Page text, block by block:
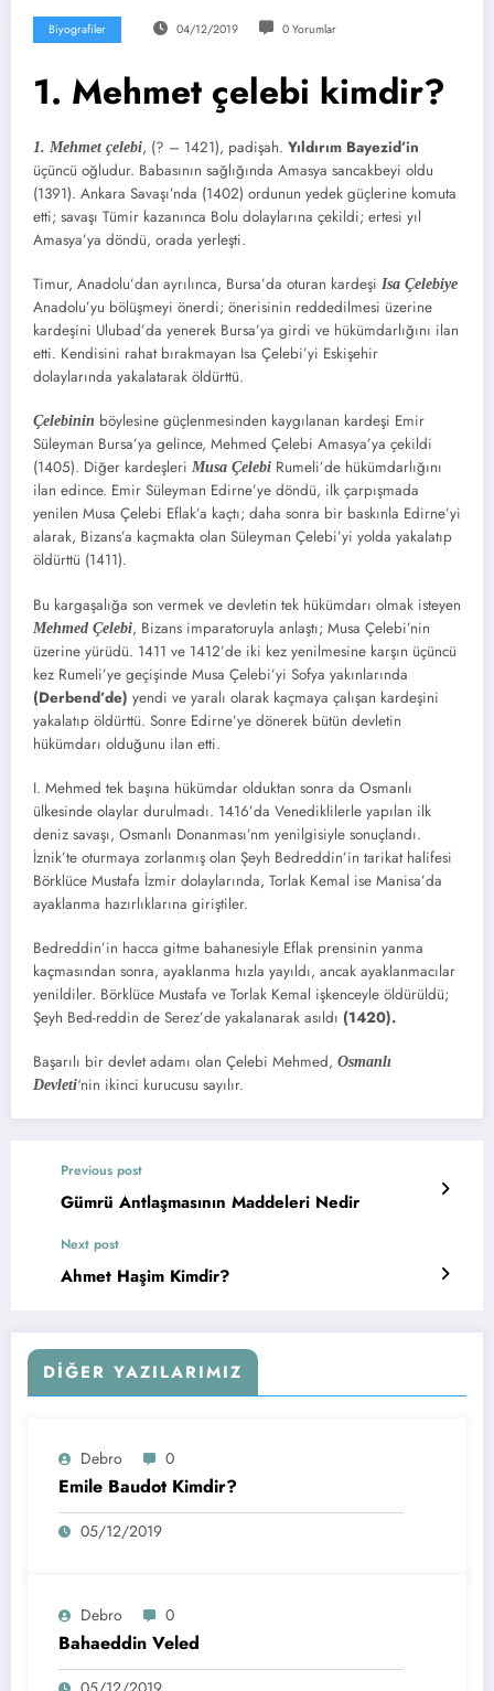
Biyografiler 04/12/2019 0 Yorumlar
1. Mehmet çelebi kimdir?
1. Mehmet çelebi, (? – 1421), padişah. Yıldırım Bayezid’in
üçüncü oğludur. Babasının sağlığında Amasya sancakbeyi oldu
(1391). Ankara Savaşı’nda (1402) ordunun yedek güçlerine komuta
etti; savaşı Tümir kazanınca Bolu dolaylarına çekildi; ertesi yıl
Amasya’ya döndü, orada yerleşti.
Timur, Anadolu’dan ayrılınca, Bursa’da oturan kardeşi Isa Çelebiye
Anadolu’yu bölüşmeyi önerdi; önerisinin reddedilmesi üzerine
kardeşini Ulubad’da yenerek Bursa’ya girdi ve hükümdarlığını ilan
etti. Kendisini rahat bırakmayan Isa Çelebi’yi Eskişehir
dolaylarında yakalatarak öldürttü.
Çelebinin böylesine güçlenmesinden kaygılanan kardeşi Emir
Süleyman Bursa’ya gelince, Mehmed Çelebi Amasya’ya çekildi
(1405). Diğer kardeşleri Musa Çelebi Rumeli’de hükümdarlığını
ilan edince. Emir Süleyman Edirne’ye döndü, ilk çarpışmada
yenilen Musa Çelebi Eflak’a kaçtı; daha sonra bir baskınla Edirne’yi
alarak, Bizans’a kaçmakta olan Süleyman Çelebi’yi yolda yakalatıp
öldürttü (1411).
Bu kargaşalığa son vermek ve devletin tek hükümdarı olmak isteyen
Mehmed Çelebi, Bizans imparatoruyla anlaştı; Musa Çelebi’nin
üzerine yürüdü. 1411 ve 1412’de iki kez yenilmesine karşın üçüncü
kez Rumeli’ye geçişinde Musa Çelebi’yi Sofya yakınlarında
(Derbend’de) yendi ve yaralı olarak kaçmaya çalışan kardeşini
yakalatıp öldürttü. Sonre Edirne’ye dönerek bütün devletin
hükümdarı olduğunu ilan etti.
I. Mehmed tek başına hükümdar olduktan sonra da Osmanlı
ülkesinde olaylar durulmadı. 1416’da Venediklilerle yapılan ilk
deniz savaşı, Osmanlı Donanması’nm yenilgisiyle sonuçlandı.
İznik’te oturmaya zorlanmış olan Şeyh Bedreddin’in tarikat halifesi
Börklüce Mustafa İzmir dolaylarında, Torlak Kemal ise Manisa’da
ayaklanma hazırlıklarına giriştiler.
Bedreddin’in hacca gitme bahanesiyle Eflak prensinin yanma
kaçmasından sonra, ayaklanma hızla yayıldı, ancak ayaklanmacılar
yenildiler. Börklüce Mustafa ve Torlak Kemal işkenceyle öldürüldü;
Şeyh Bed-reddin de Serez’de yakalanarak asıldı (1420).
Başarılı bir devlet adamı olan Çelebi Mehmed, Osmanlı
Devleti‘nin ikinci kurucusu sayılır.
Previous post
Gümrü Antlaşmasının Maddeleri Nedir
Next post
Ahmet Haşim Kimdir?
DIĞER YAZILARIMIZ
Debro 0
Emile Baudot Kimdir?
05/12/2019
Debro 0
Bahaeddin Veled